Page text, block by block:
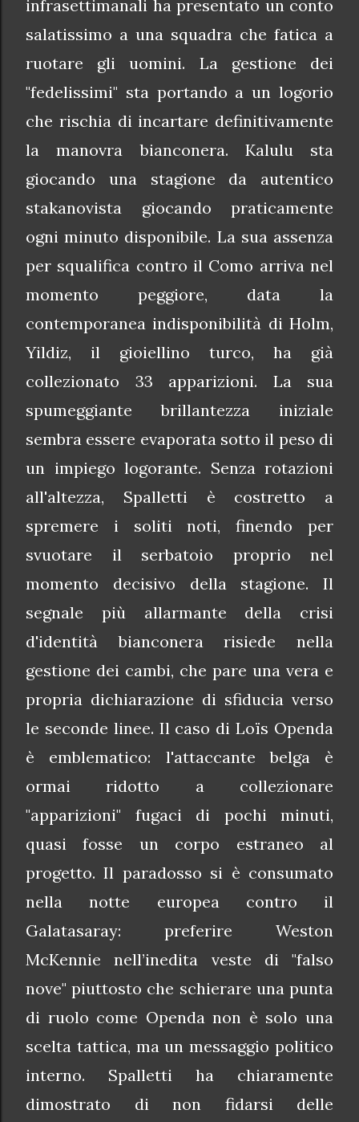
infrasettimanali ha presentato un conto
salatissimo a una squadra che fatica a
ruotare gli uomini. La gestione dei
"fedelissimi" sta portando a un logorio
che rischia di incartare definitivamente
la manovra bianconera. Kalulu sta
giocando una stagione da autentico
stakanovista giocando praticamente
ogni minuto disponibile. La sua assenza
per squalifica contro il Como arriva nel
momento peggiore, data la
contemporanea indisponibilità di Holm,
Yildiz, il gioiellino turco, ha già
collezionato 33 apparizioni. La sua
spumeggiante brillantezza iniziale
sembra essere evaporata sotto il peso di
un impiego logorante. Senza rotazioni
all'altezza, Spalletti è costretto a
spremere i soliti noti, finendo per
svuotare il serbatoio proprio nel
momento decisivo della stagione. Il
segnale più allarmante della crisi
d'identità bianconera risiede nella
gestione dei cambi, che pare una vera e
propria dichiarazione di sfiducia verso
le seconde linee. Il caso di Loïs Openda
è emblematico: l'attaccante belga è
ormai ridotto a collezionare
"apparizioni" fugaci di pochi minuti,
quasi fosse un corpo estraneo al
progetto. Il paradosso si è consumato
nella notte europea contro il
Galatasaray: preferire Weston
McKennie nell’inedita veste di "falso
nove" piuttosto che schierare una punta
di ruolo come Openda non è solo una
scelta tattica, ma un messaggio politico
interno. Spalletti ha chiaramente
dimostrato di non fidarsi delle